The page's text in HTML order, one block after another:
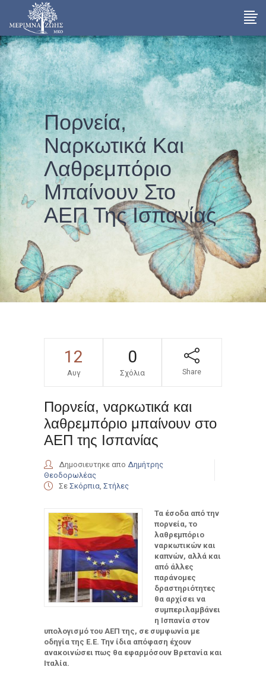
Πορνεία,
Ναρκωτικά Και
Λαθρεμπόριο
Μπαίνουν Στο
ΑΕΠ Της Ισπανίας
12
Αυγ
0
Σχόλια Share
Πορνεία, ναρκωτικά και
λαθρεμπόριο μπαίνουν στο
ΑΕΠ της Ισπανίας
Δημοσιευτηκε απο Δημήτρης
Θεοδορωλέας
Σε Σκόρπια, Στήλες
Τα έσοδα από την
πορνεία, το
λαθρεμπόριο
ναρκωτικών και
καπνών, αλλά και
από άλλες
παράνομες
δραστηριότητες
θα αρχίσει να
συμπεριλαμβάνει
η Ισπανία στον
υπολογισμό του ΑΕΠ της, σε συμφωνία με
οδηγία της Ε.Ε. Την ίδια απόφαση έχουν
ανακοινώσει πως θα εφαρμόσουν Βρετανία και
Ιταλία.